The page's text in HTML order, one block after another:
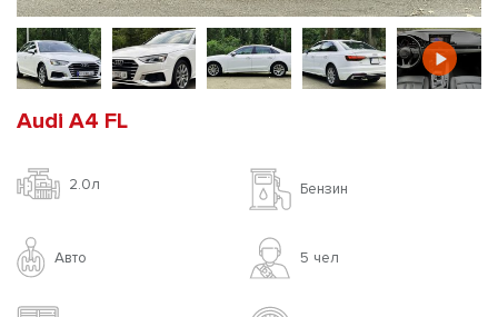
Audi A4 FL
2.0л Бензин
Авто 5 чел